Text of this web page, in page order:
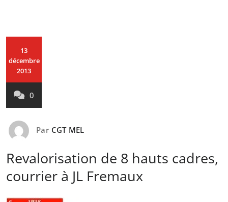
13
décembre
2013
0
Par CGT MEL
Revalorisation de 8 hauts cadres,
courrier à JL Fremaux